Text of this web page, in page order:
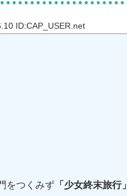
ID:CAP_USER.net
をつくみず 「少女終末旅行」